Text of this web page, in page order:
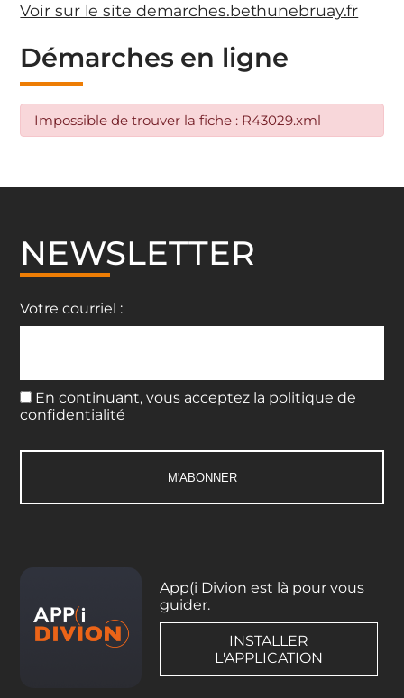
Voir sur le site demarches.bethunebruay.fr
Démarches en ligne
Impossible de trouver la fiche : R43029.xml
NEWSLETTER
Votre courriel :
En continuant, vous acceptez la politique de
confidentialité
App(i Divion est là pour vous
guider.
INSTALLER
L'APPLICATION